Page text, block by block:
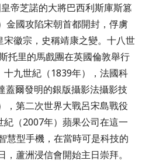
帝芝諾的大將巴西利斯庫斯篡
金國攻陷宋朝首都開封，俘虜
徽宗，史稱靖康之變。十八世
托里的馬戲團在英國倫敦舉行
十九世紀（1839年），法國科
蓋爾發明的銀版攝影法攝影技
，第二次世界大戰呂宋島戰役
紀（2007年）蘋果公司在這一
慧型手機，在當時可是科技的
，蘆洲浸信會開始主日崇拜。